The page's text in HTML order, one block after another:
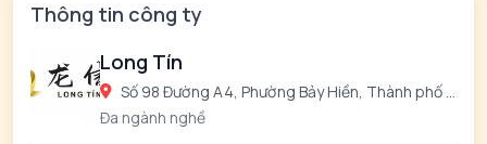
Thông tin công ty
Long Tín
Số 98 Đường A4, Phường Bảy Hiền, Thành phố Hồ Chí Minh, Việt Nam
Đa ngành nghề